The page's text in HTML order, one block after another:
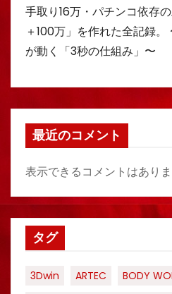
手取り16万・パチンコ依存
＋100万」を作れた全記録
が動く「3秒の仕組み」〜
最近のコメント
表示できるコメントはありま
タグ
3Dwin ARTEC
BODY